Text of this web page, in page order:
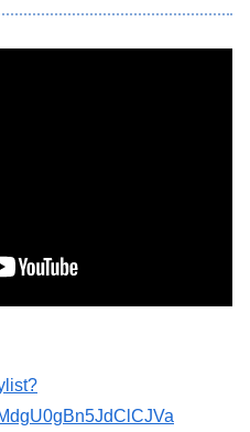
【悲報】女さん、事故（全治4ヶ月半・車は廃車）でぶつけられた相手と付き合ってしまうｗｗｗｗｗｗｗｗ